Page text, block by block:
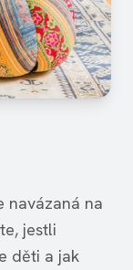
navázaná na
jestli
děti a jak